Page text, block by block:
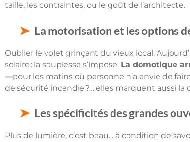
taille, les contraintes, ou le goût de l’architecte.
La motorisation et les options
Oublier le volet grinçant du vieux local.
solaire : la souplesse s’impose. La domotique
—pour les matins où personne n’a envie de
de sécurité incendie ?… elles marquent aussi la
Les spécificités des grandes
Plus de lumière, c’est beau… à condition de